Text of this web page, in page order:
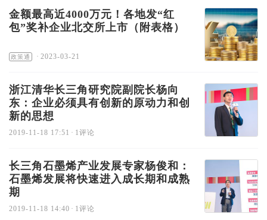
金额最高近4000万元！各地发“红
包”奖补企业北交所上市（附表格）
政策通 · 2023-03-21
浙江清华长三角研究院副院长杨向
东：企业必须具有创新的原动力和创
新的思想
2019-11-18 17:51 · 1评论
长三角石墨烯产业发展专家杨俊和：
石墨烯发展将快速进入成长期和成熟
期
2019-11-18 14:40 · 1评论